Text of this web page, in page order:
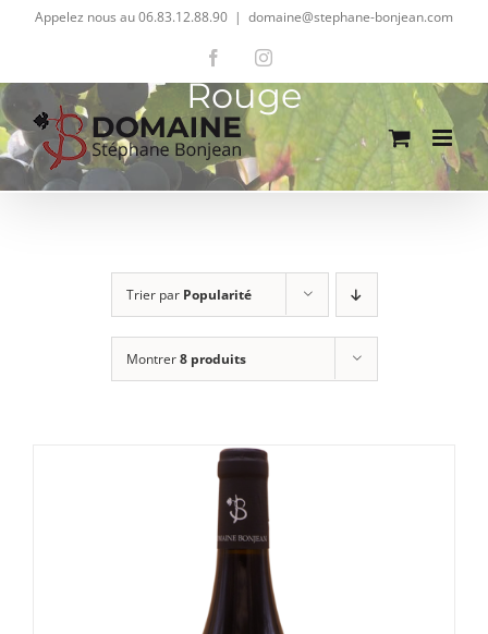
Passer
contenu
Appelez nous au 06.83.12.88.90 | domaine@stephane-bonjean.com
FacebookInstagram
Rouge
Trier par Popularité
Montrer8 produits